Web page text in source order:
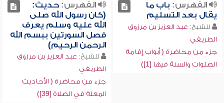
الفهرس: باب ما
يقال بعد التسليم
للشيخ: عبد العزيز بن مرزوق
الطريفي
جزء من محاضرة ( أبواب إقامة
الصلوات والسنة فيها [1])
الفهرس:حديث:
(كان رسول الله صلى
الله عليه وسلم يعرف
فصل السورتين ببسم الله
الرحمن الرحيم)
للشيخ: عبد العزيز بن مرزوق
الطريفي
جزء من محاضرة ( الأحاديث
المعلة في الصلاة [39])